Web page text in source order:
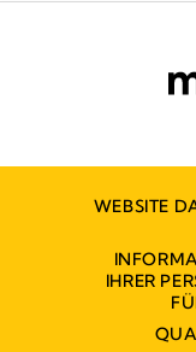
WEBSITE
IHRER